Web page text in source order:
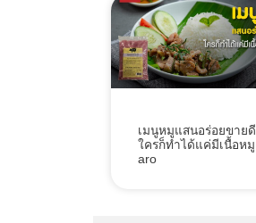
เมนูหมูแสนอร่อยขายดี
ใครก็ทำได้แค่มีเนื้อหมู
aro